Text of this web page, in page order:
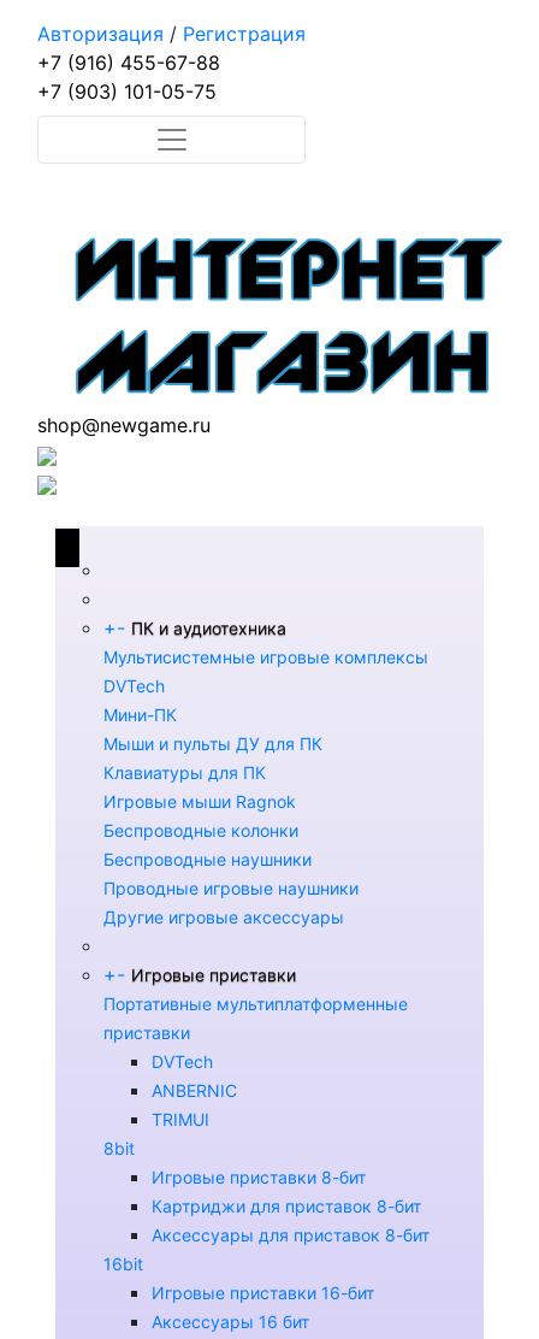
Авторизация / Регистрация
+7 (916) 455-67-88
+7 (903) 101-05-75
shop@newgame.ru
+- ПК и аудиотехника
Мультисистемные игровые комплексы
DVTech
Мини-ПК
Мыши и пульты ДУ для ПК
Клавиатуры для ПК
Игровые мыши Ragnok
Беспроводные колонки
Беспроводные наушники
Проводные игровые наушники
Другие игровые аксессуары
+- Игровые приставки
Портативные мультиплатформенные
приставки
DVTech
ANBERNIC
TRIMUI
8bit
Игровые приставки 8-бит
Картриджи для приставок 8-бит
Аксессуары для приставок 8-бит
16bit
Игровые приставки 16-бит
Аксессуары 16 бит